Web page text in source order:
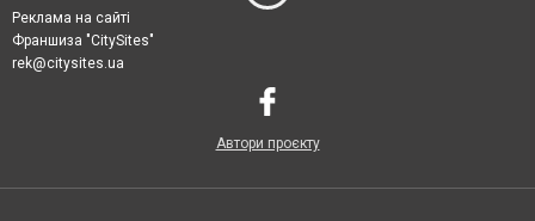
Реклама на сайті
Франшиза "CitySites"
rek@citysites.ua
Автори проєкту